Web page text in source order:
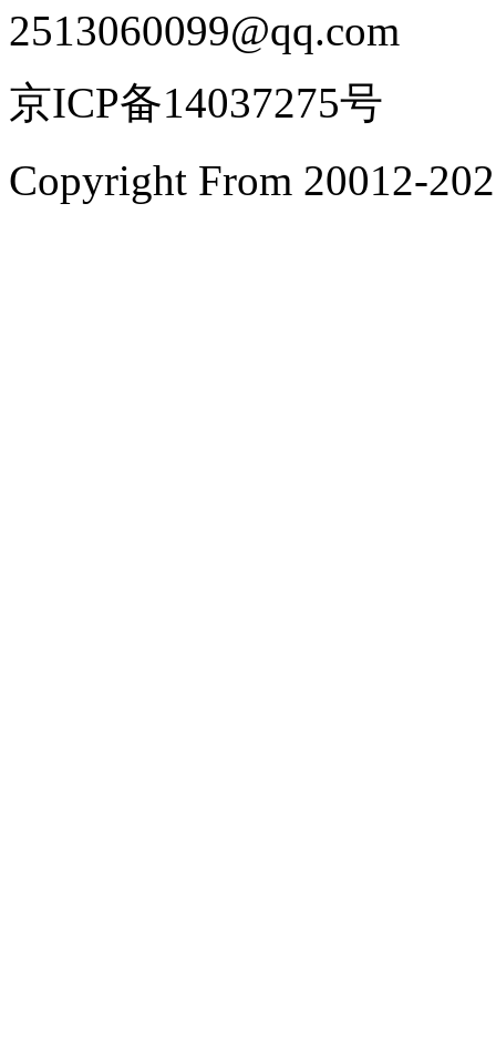
2513060099@qq.com
京ICP备14037275号
Copyright From 20012-